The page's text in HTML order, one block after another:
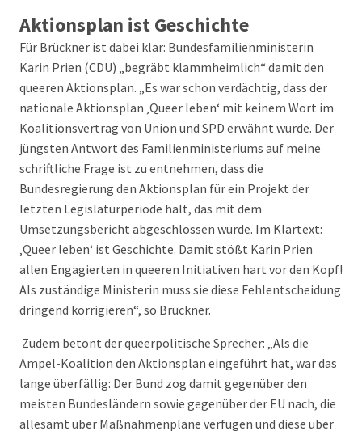
Aktionsplan ist Geschichte
Für Brückner ist dabei klar: Bundesfamilienministerin
Karin Prien (CDU) „begräbt klammheimlich“ damit den
queeren Aktionsplan. „Es war schon verdächtig, dass der
nationale Aktionsplan ‚Queer leben‘ mit keinem Wort im
Koalitionsvertrag von Union und SPD erwähnt wurde. Der
jüngsten Antwort des Familienministeriums auf meine
schriftliche Frage ist zu entnehmen, dass die
Bundesregierung den Aktionsplan für ein Projekt der
letzten Legislaturperiode hält, das mit dem
Umsetzungsbericht abgeschlossen wurde. Im Klartext:
‚Queer leben‘ ist Geschichte. Damit stößt Karin Prien
allen Engagierten in queeren Initiativen hart vor den Kopf!
Als zuständige Ministerin muss sie diese Fehlentscheidung
dringend korrigieren“, so Brückner.
Zudem betont der queerpolitische Sprecher: „Als die
Ampel-Koalition den Aktionsplan eingeführt hat, war das
lange überfällig: Der Bund zog damit gegenüber den
meisten Bundesländern sowie gegenüber der EU nach, die
allesamt über Maßnahmenpläne verfügen und diese über